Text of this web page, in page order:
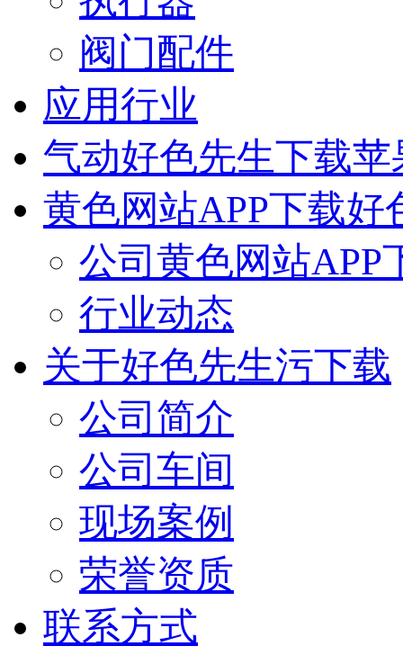
阀门配件
应用行业
气动好色先生下载
黄色网站APP下载好
公司黄色网站APP
行业动态
关于好色先生污下载
公司简介
公司车间
现场案例
荣誉资质
联系方式